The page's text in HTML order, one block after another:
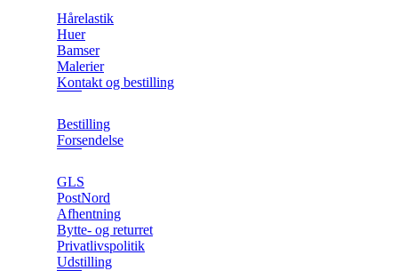
Hårelastik
Huer
Bamser
Malerier
Kontakt og bestilling
Bestilling
Forsendelse
GLS
PostNord
Afhentning
Bytte- og returret
Privatlivspolitik
Udstilling